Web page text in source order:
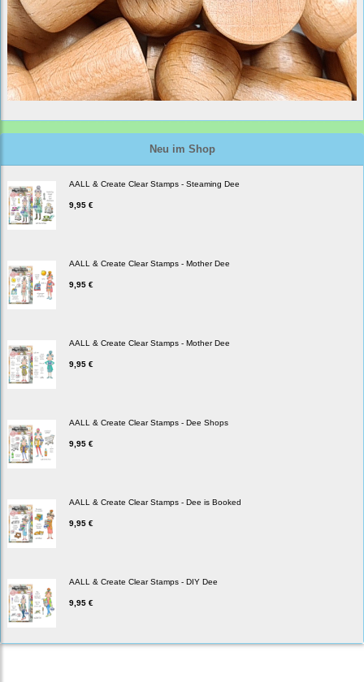
Neu im Shop
AALL & Create Clear Stamps - Steaming Dee
9,95 €
AALL & Create Clear Stamps - Mother Dee
9,95 €
AALL & Create Clear Stamps - Mother Dee
9,95 €
AALL & Create Clear Stamps - Dee Shops
9,95 €
AALL & Create Clear Stamps - Dee is Booked
9,95 €
AALL & Create Clear Stamps - DIY Dee
9,95 €